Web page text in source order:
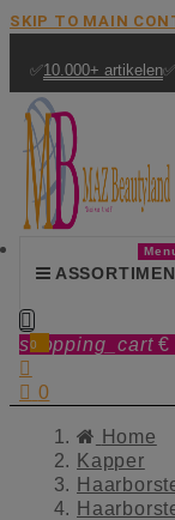
SKIP TO MAIN
✅10.000+ artikelen✅

shopping_cart €
0

 0
Home
Kapper